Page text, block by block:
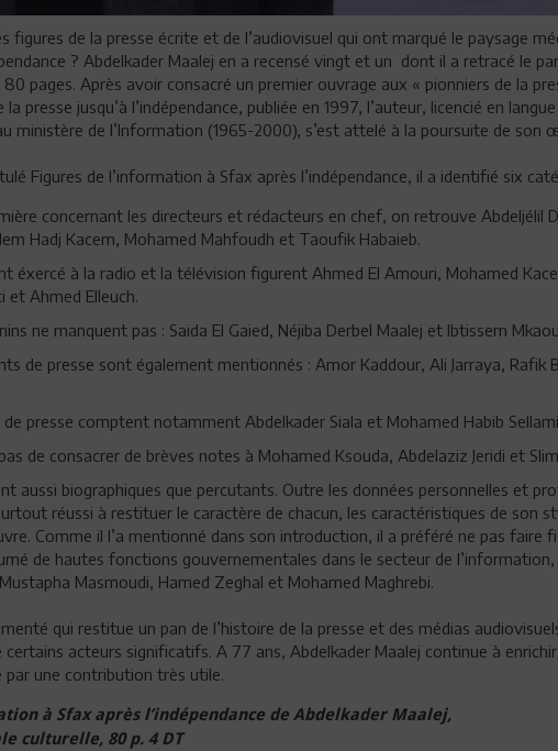
figures de la presse écrite et de l’audiovisuel qui ont marqué le paysage
? Abdelkader Maalej en a recensé vingt et un dont il a retracé le
pages. Après avoir consacré un premier ouvrage aux « pionniers de la
la presse jusqu’à l’indépendance, publiée en 1997, l’auteur, licencié en
ministère de l’Information (1965-2000), s’est attelé à la poursuite de son
Figures de l’information à Sfax après l’indépendance, il a identifié six
concernant les directeurs et rédacteurs en chef, on retrouve Abdeljélil
Hadj Kacem, Mohamed Mahfoudh et Taoufik Habaieb.
éxercé à la radio et la télévision figurent Ahmed El Amouri, Mohamed
et Ahmed Elleuch.
ne manquent pas : Saida El Gaied, Néjiba Derbel Maalej et Ibtissem
de presse sont également mentionnés : Amor Kaddour, Ali Jarraya, Rafik
de presse comptent notamment Abdelkader Siala et Mohamed Habib
de consacrer de brèves notes à Mohamed Ksouda, Abdelaziz Jeridi et
aussi biographiques que percutants. Outre les données personnelles et
réussi à restituer le caractère de chacun, les caractéristiques de son
Comme il l’a mentionné dans son introduction, il a préféré ne pas faire
de hautes fonctions gouvernementales dans le secteur de l’information,
Masmoudi, Hamed Zeghal et Mohamed Maghrebi.
qui restitue un pan de l’histoire de la presse et des médias
certains acteurs significatifs. A 77 ans, Abdelkader Maalej continue à
par une contribution très utile.
à Sfax après l’indépendance de Abdelkader Maalej,
culturelle, 80 p. 4 DT